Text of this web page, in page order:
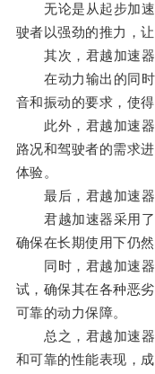
无论是从起步加速
驶者以强劲的推力，
其次，君越加速器
在动力输出的同时
音和振动的要求，使
此外，君越加速器
路况和驾驶者的需求
体验。
最后，君越加速器
君越加速器采用了
确保在长期使用下仍
同时，君越加速器
试，确保其在各种恶
可靠的动力保障。
总之，君越加速器
和可靠的性能表现，